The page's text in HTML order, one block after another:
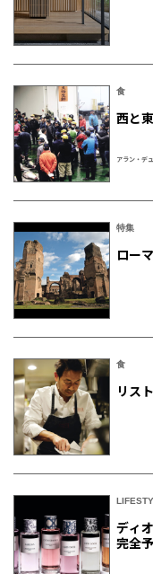
食
西と
アラン・デ
特集
ロー
食
リス
ディ
完全